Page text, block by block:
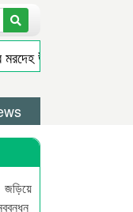
উদ্ধার
সিলেটি পণ্যের চাহিদা